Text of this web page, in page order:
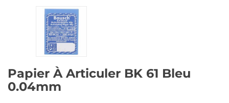
Papier À Articuler BK 61 Bleu
0.04mm